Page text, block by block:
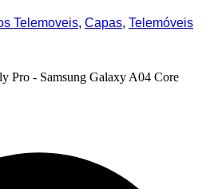
Telemoveis, Capas, Telemóveis
Pro - Samsung Galaxy A04 Core